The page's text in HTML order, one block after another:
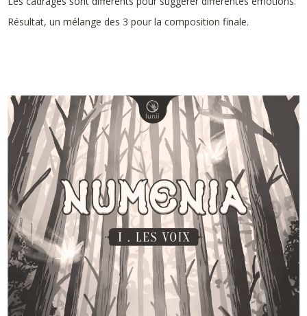
Résultat, un mélange des 3 pour la composition finale.